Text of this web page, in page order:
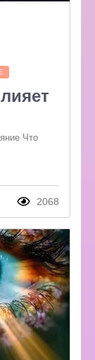
Что
2068